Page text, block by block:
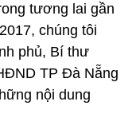
tương lai gần
chúng tôi
phủ, Bí thư
TP Đà Nẵng
nội dung